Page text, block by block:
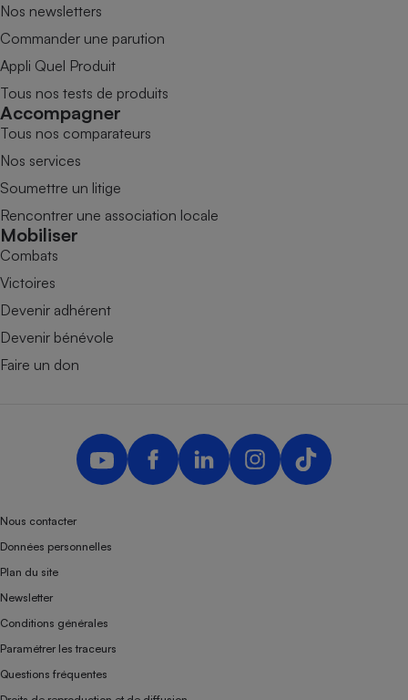
Nos newsletters
Commander une parution
Appli Quel Produit
Tous nos tests de produits
Accompagner
Tous nos comparateurs
Nos services
Soumettre un litige
Rencontrer une association locale
Mobiliser
Combats
Victoires
Devenir adhérent
Devenir bénévole
Faire un don
Nous contacter
Données personnelles
Plan du site
Newsletter
Conditions générales
Paramétrer les traceurs
Questions fréquentes